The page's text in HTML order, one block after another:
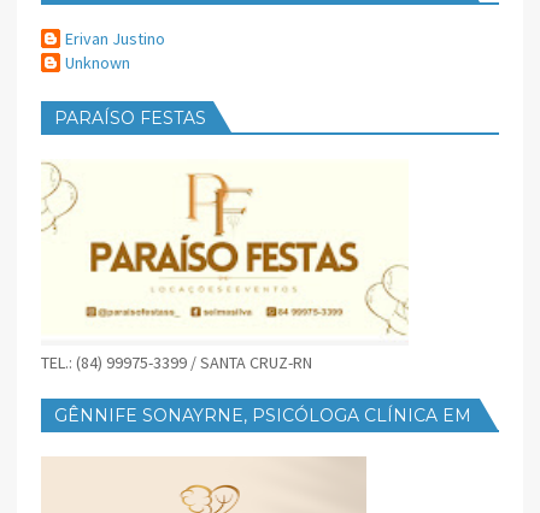
Erivan Justino
Unknown
PARAÍSO FESTAS
TEL.: (84) 99975-3399 / SANTA CRUZ-RN
GÊNNIFE SONAYRNE, PSICÓLOGA CLÍNICA EM